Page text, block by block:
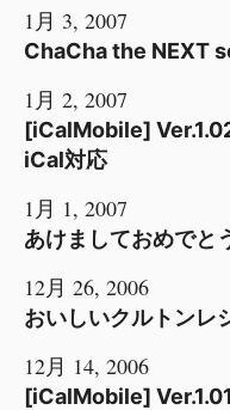
1月 3, 2007
ChaCha the NEXT
1月 2, 2007
[iCalMobile]
iCal対応
1月 1, 2007
あけましておめでと
12月 26, 2006
おいしいクルトンレ
12月 14, 2006
[iCalMobile]